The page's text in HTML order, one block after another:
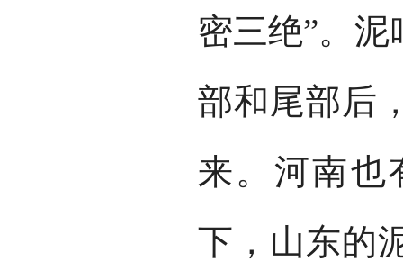
密三绝”。
部和尾部后
来。河南也
下，山东的